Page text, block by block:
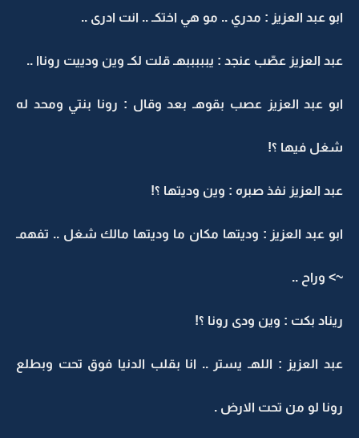
ابو عبد العزيز : مدري .. مو هي اختكـ .. انت ادرى ..
عبد العزيز عصّب عنجد : يبببببهـ قلت لكـ وين ودييت روناا ..
ابو عبد العزيز عصب بقوهـ بعد وقال : رونا بنتي ومحد له
شغل فيها ؟!
عبد العزيز نفذ صبره : وين وديتها ؟!
ابو عبد العزيز : وديتها مكان ما وديتها مالك شغل .. تفهمـ
~> وراح ..
ريناد بكت : وين ودى رونا ؟!
عبد العزيز : اللهـ يستر .. انا بقلب الدنيا فوق تحت وبطلع
رونا لو من تحت الارض .